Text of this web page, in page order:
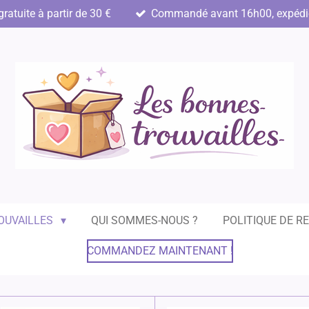
à partir de 30 € Commandé avant 16h00,
QUI SOMMES-NOUS ? POLITIQUE DE
COMMANDEZ MAINTENANT !